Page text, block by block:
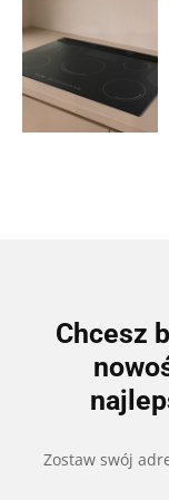
Chcesz
Zostaw swój